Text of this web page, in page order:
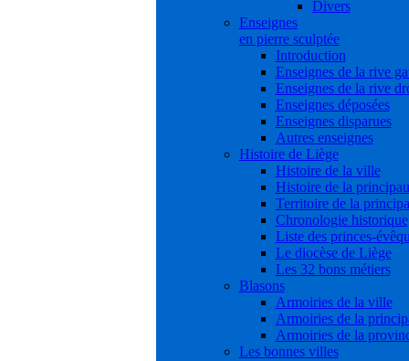
Divers
Enseignes
en pierre sculptée
Introduction
Enseignes de la rive
Enseignes de la rive
Enseignes déposées
Enseignes disparues
Autres enseignes
Histoire de Liège
Histoire de la ville
Histoire de la
Territoire de la
Chronologie historique
Liste des princes-
Le diocèse de Liège
Les 32 bons métiers
Blasons
Armoiries de la ville
Armoiries de la
Armoiries de la
Les bonnes villes